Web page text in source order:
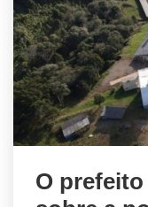
O